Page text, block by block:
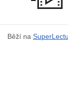
Běží na